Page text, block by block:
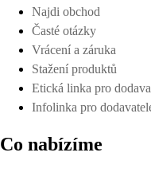
Najdi obchod
Časté otázky
Vrácení a záruka
Stažení produktů
Etická linka pro
Infolinka pro
Co nabízíme